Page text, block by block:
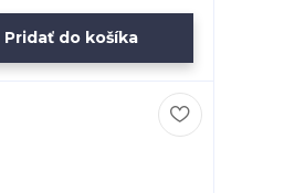
Pridať do košíka